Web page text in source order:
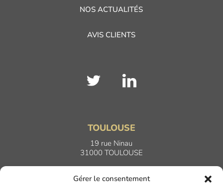
Gérer le consentement
NOS ACTUALITÉS
AVIS CLIENTS
TOULOUSE
19 rue Ninau
31000 TOULOUSE
DIJON